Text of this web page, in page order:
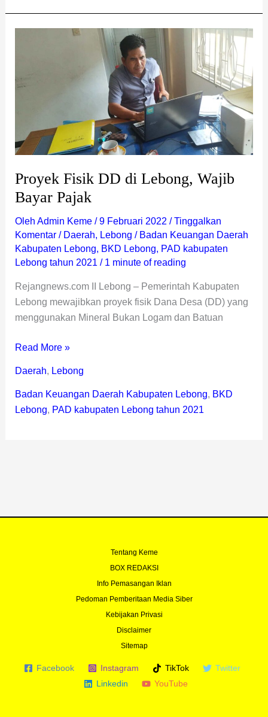
Proyek Fisik DD di Lebong, Wajib
Bayar Pajak
Oleh Admin Keme /9 Februari 2022 /Tinggalkan
Komentar / Daerah, Lebong / Badan Keuangan Daerah
Kabupaten Lebong, BKD Lebong, PAD kabupaten
Lebong tahun 2021/ 1 minute of reading
Rejangnews.com II Lebong – Pemerintah Kabupaten
Lebong mewajibkan proyek fisik Dana Desa (DD) yang
menggunakan Mineral Bukan Logam dan Batuan
di
Bayar
Pajak
Read More »
Daerah, Lebong
Badan Keuangan Daerah Kabupaten Lebong, BKD
Lebong, PAD kabupaten Lebong tahun 2021
Tentang Keme
BOX REDAKSI
Info Pemasangan Iklan
Pedoman Pemberitaan Media Siber
Kebijakan Privasi
Disclaimer
Sitemap
Facebook Instagram TikTok
Twitter
Linkedin
YouTube